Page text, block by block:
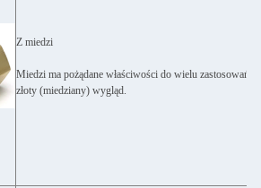
Z miedzi
Miedzi ma pożądane właściwości do wielu zastosowań:
złoty (miedziany) wygląd.